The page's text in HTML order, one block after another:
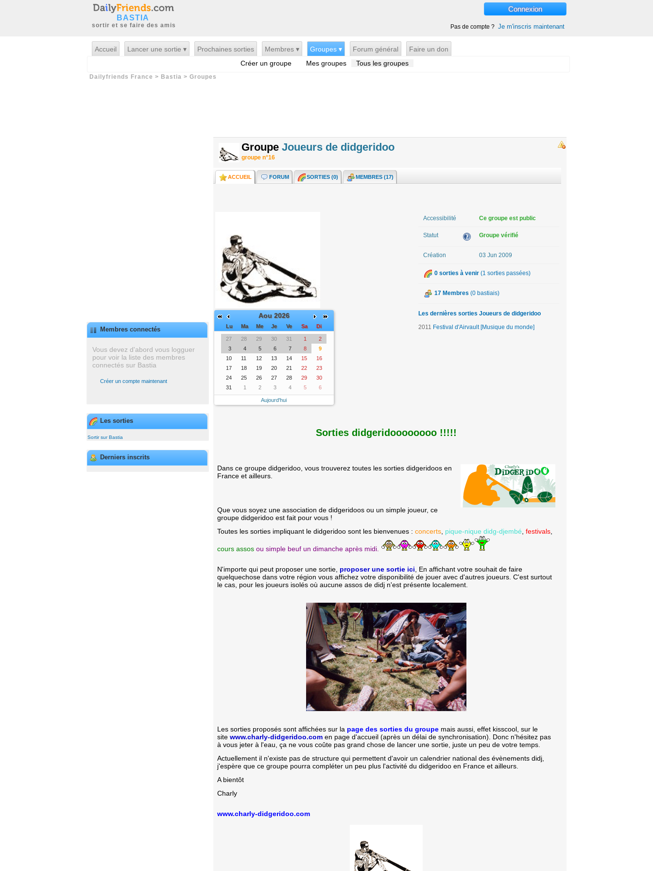
BASTIA
sortir et se faire des amis
Connexion
Pas de compte ? Je m'inscris maintenant
Accueil Lancer une sortie ▾ Prochaines sorties Membres ▾
Groupes ▾
Créer un groupe
Mes groupes Tous les groupes
Forum général Faire un don
Dailyfriends France > Bastia > Groupes
Membres connectés
Vous devez d'abord vous logguer
pour voir la liste des membres
connectés sur Bastia
Créer un compte maintenant
Les sorties
Sortir sur Bastia
Derniers inscrits
GroupeJoueurs de didgeridoo
groupe n°16
ACCUEIL FORUM SORTIES (0) MEMBRES (17)
Accessibilité Ce groupe est public
Statut Groupe vérifié
Création 03 Jun 2009
0 sorties à venir (1 sorties passées)
17 Membres (0 bastiais)
Les dernières sorties Joueurs de didgeridoo
2011 Festival d'Airvault [Musique du monde]
Aou 2026
Lu Ma Me Je Ve Sa Di
27 28 29 30 31 1
2
3
4 5 6 7 8
9
10
11 12 13 14 15
16
17
18 19 20 21 22
23
24
25 26 27 28 29
30
31
1 2 3 4 5 6
Aujourd'hui
Sorties didgeridoooooooo !!!!!
Dans ce groupe didgeridoo, vous trouverez toutes les sorties didgeridoos en
France et ailleurs.
Que vous soyez une association de didgeridoos ou un simple joueur, ce
groupe didgeridoo est fait pour vous !
Toutes les sorties impliquant le didgeridoo sont les bienvenues : concerts, pique-nique didg-djembé festivals,
cours assosou simple beuf un dimanche après midi.
N'importe qui peut proposer une sortie, proposer une sortie ici , En affichant votre souhait de faire
quelquechose dans votre région vous affichez votre disponibilité de jouer avec d'autres joueurs. C'est surtout
le cas, pour les joueurs isolés où aucune assos de didj n'est présente localement.
Les sorties proposés sont affichées sur la page des sorties du groupemais aussi, effet kisscool, sur le
site www.charly-didgeridoo.comen page d'accueil (après un délai de synchronisation). Donc n'hésitez pas
à vous jeter à l'eau, ça ne vous coûte pas grand chose de lancer une sortie, juste un peu de votre temps.
Actuellement il n'existe pas de structure qui permettent d'avoir un calendrier national des évènements didj,
j'espère que ce groupe pourra compléter un peu plus l'activité du didgeridoo en France et ailleurs.
A bientôt
Charly
www.charly-didgeridoo.com